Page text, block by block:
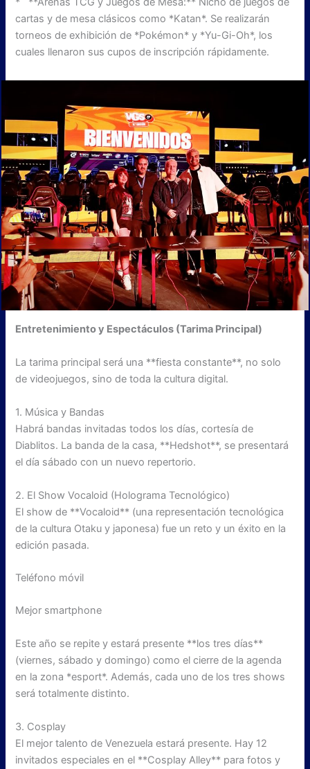
cartas y de mesa clásicos como *Katan*. Se realizarán
torneos de exhibición de *Pokémon* y *Yu-Gi-Oh*, los
cuales llenaron sus cupos de inscripción rápidamente.
Entretenimiento y Espectáculos (Tarima Principal)
La tarima principal será una **fiesta constante**, no solo
de videojuegos, sino de toda la cultura digital.
1. Música y Bandas
Habrá bandas invitadas todos los días, cortesía de
Diablitos. La banda de la casa, **Hedshot**, se presentará
el día sábado con un nuevo repertorio.
2. El Show Vocaloid (Holograma Tecnológico)
El show de **Vocaloid** (una representación tecnológica
de la cultura Otaku y japonesa) fue un reto y un éxito en la
edición pasada.
Teléfono móvil
Mejor smartphone
Este año se repite y estará presente **los tres días**
(viernes, sábado y domingo) como el cierre de la agenda
en la zona *esport*. Además, cada uno de los tres shows
será totalmente distinto.
3. Cosplay
El mejor talento de Venezuela estará presente. Hay 12
invitados especiales en el **Cosplay Alley** para fotos y